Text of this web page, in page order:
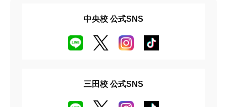
中央校 公式SNS
三田校 公式SNS